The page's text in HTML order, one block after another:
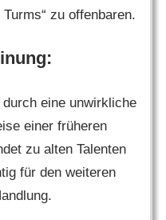
zu offenbaren.
eine unwirkliche
einer früheren
zu alten Talenten
für den weiteren